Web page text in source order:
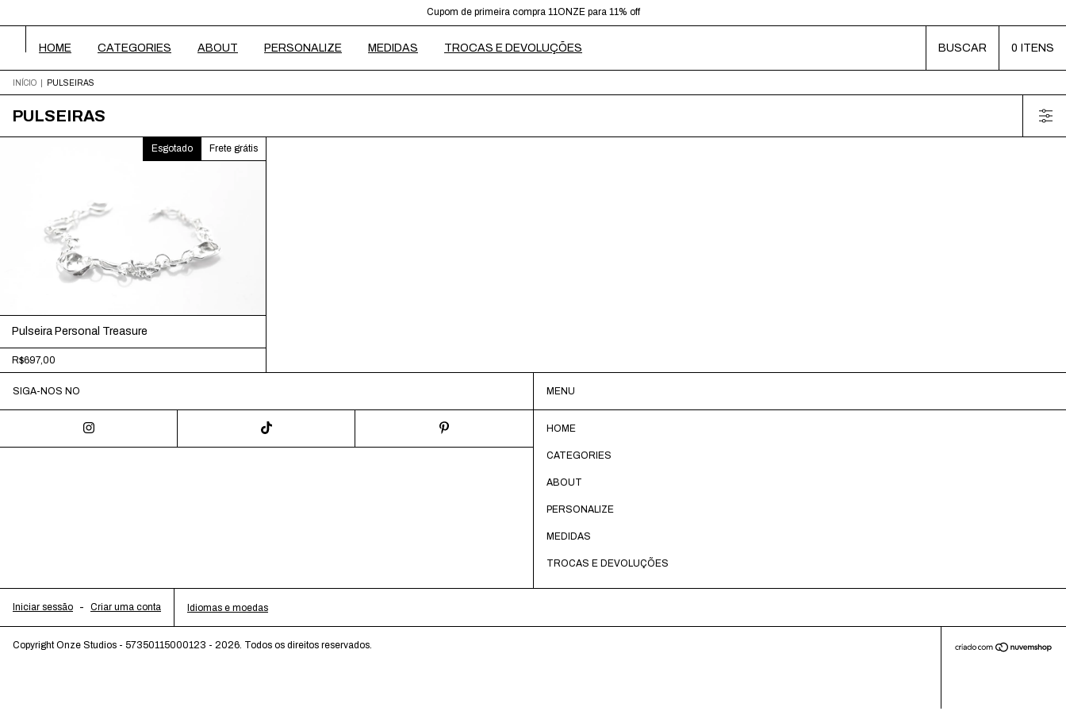
Cupom de primeira compra 11ONZE para 11% off
Frete Grátis para pedidos acima de R$599,00
HOME CATEGORIES ABOUT PERSONALIZE MEDIDAS TROCAS E DEVOLUÇÕES BUSCAR 0 ITENS
INÍCIO PULSEIRAS
PULSEIRAS
Esgotado Frete grátis
Pulseira Personal Treasure
R$697,00
SIGA-NOS NO MENU
HOME
CATEGORIES
ABOUT
PERSONALIZE
MEDIDAS
TROCAS E DEVOLUÇÕES
Iniciar sessão - Criar uma conta Idiomas e moedas
Copyright Onze Studios - 57350115000123 - 2026. Todos os direitos reservados.